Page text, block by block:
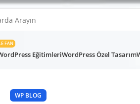
FAN
EğitimleriWordPress Özel Tasarım
WP BLOG